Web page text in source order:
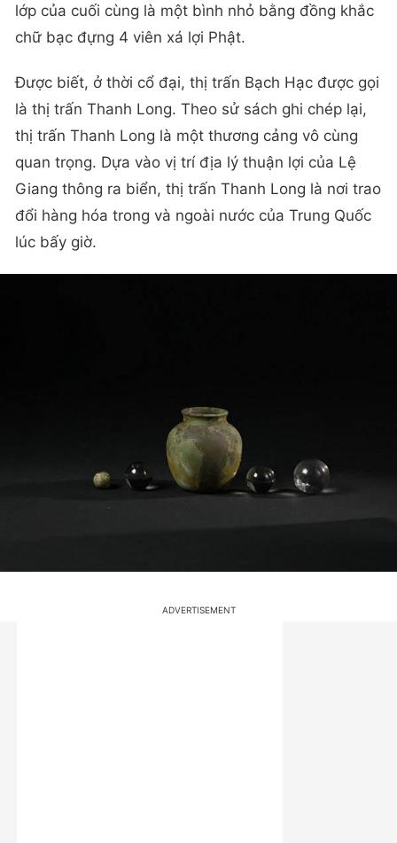
lớp của cuối cùng là một bình nhỏ bằng đồng khắc
chữ bạc đựng 4 viên xá lợi Phật.
Được biết, ở thời cổ đại, thị trấn Bạch Hạc được gọi
là thị trấn Thanh Long. Theo sử sách ghi chép lại,
thị trấn Thanh Long là một thương cảng vô cùng
quan trọng. Dựa vào vị trí địa lý thuận lợi của Lệ
Giang thông ra biển, thị trấn Thanh Long là nơi trao
đổi hàng hóa trong và ngoài nước của Trung Quốc
lúc bấy giờ.